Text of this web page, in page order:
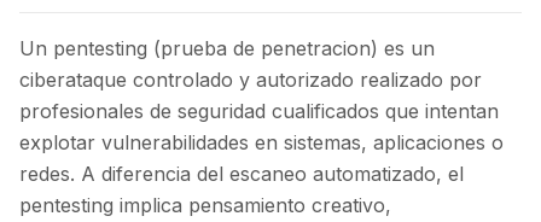
Un pentesting (prueba de penetracion) es un
ciberataque controlado y autorizado realizado por
profesionales de seguridad cualificados que intentan
explotar vulnerabilidades en sistemas, aplicaciones o
redes. A diferencia del escaneo automatizado, el
pentesting implica pensamiento creativo,